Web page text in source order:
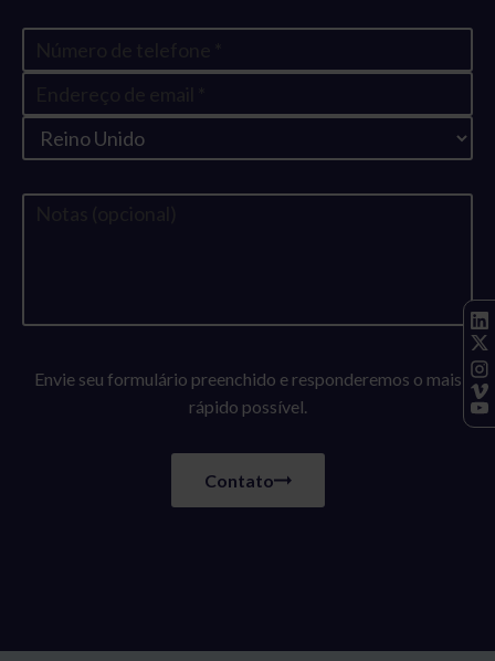
Envie seu formulário preenchido e responderemos o mais
rápido possível.
Contato